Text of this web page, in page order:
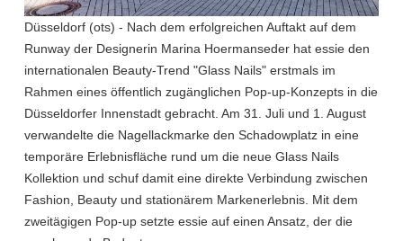
Düsseldorf (ots) - Nach dem erfolgreichen Auftakt auf dem
Runway der Designerin Marina Hoermanseder hat essie den
internationalen Beauty-Trend "Glass Nails" erstmals im
Rahmen eines öffentlich zugänglichen Pop-up-Konzepts in die
Düsseldorfer Innenstadt gebracht. Am 31. Juli und 1. August
verwandelte die Nagellackmarke den Schadowplatz in eine
temporäre Erlebnisfläche rund um die neue Glass Nails
Kollektion und schuf damit eine direkte Verbindung zwischen
Fashion, Beauty und stationärem Markenerlebnis. Mit dem
zweitägigen Pop-up setzte essie auf einen Ansatz, der die